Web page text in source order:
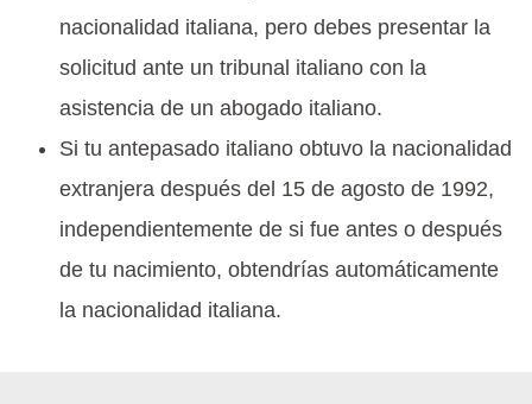
nacionalidad italiana, pero debes presentar la
solicitud ante un tribunal italiano con la
asistencia de un abogado italiano.
Si tu antepasado italiano obtuvo la nacionalidad
extranjera después del 15 de agosto de 1992,
independientemente de si fue antes o después
de tu nacimiento, obtendrías automáticamente
la nacionalidad italiana.